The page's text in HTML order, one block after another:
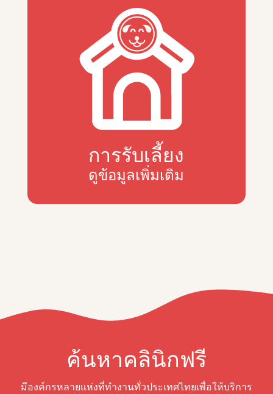
การรับเลี้ยง
ดูข้อมูลเพิ่มเติม
ค้นหาคลินิกฟรี
มีองค์กรหลายแห่งที่ทำงานทั่วประเทศไทยเพื่อให้บริการ